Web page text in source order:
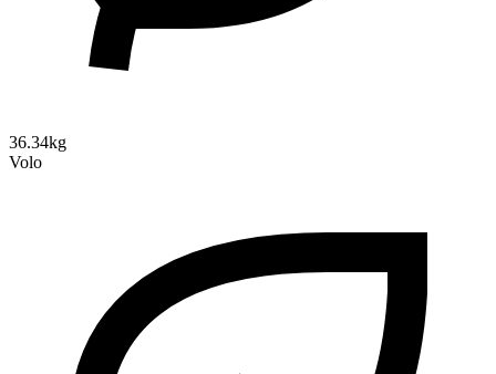
36.34kg
Volo